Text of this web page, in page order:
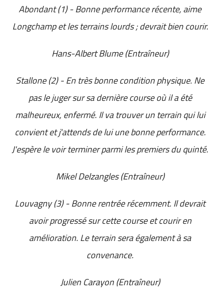
Abondant (1) - Bonne performance récente, aime
Longchamp et les terrains lourds ; devrait bien courir.
Hans-Albert Blume (Entraîneur)
Stallone (2) - En très bonne condition physique. Ne
pas le juger sur sa dernière course où il a été
malheureux, enfermé. Il va trouver un terrain qui lui
convient et j'attends de lui une bonne performance.
J'espère le voir terminer parmi les premiers du quinté.
Mikel Delzangles (Entraîneur)
Louvagny (3) - Bonne rentrée récemment. Il devrait
avoir progressé sur cette course et courir en
amélioration. Le terrain sera également à sa
convenance.
Julien Carayon (Entraîneur)